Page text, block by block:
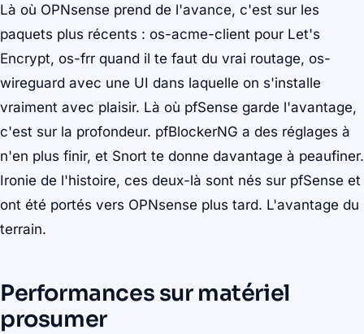
Là où OPNsense prend de l'avance, c'est sur les
paquets plus récents : os-acme-client pour Let's
Encrypt, os-frr quand il te faut du vrai routage, os-
wireguard avec une UI dans laquelle on s'installe
vraiment avec plaisir. Là où pfSense garde l'avantage,
c'est sur la profondeur. pfBlockerNG a des réglages à
n'en plus finir, et Snort te donne davantage à peaufiner.
Ironie de l'histoire, ces deux-là sont nés sur pfSense et
ont été portés vers OPNsense plus tard. L'avantage du
terrain.
Performances sur matériel
prosumer